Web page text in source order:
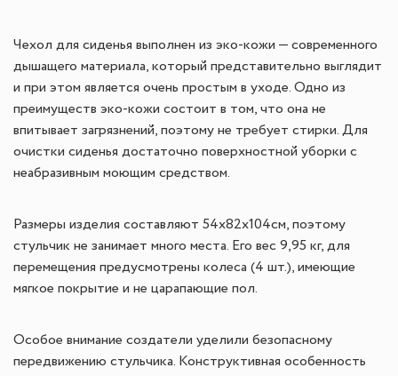
Чехол для сиденья выполнен из эко-кожи — современного
дышащего материала, который представительно выглядит
и при этом является очень простым в уходе. Одно из
преимуществ эко-кожи состоит в том, что она не
впитывает загрязнений, поэтому не требует стирки. Для
очистки сиденья достаточно поверхностной уборки с
неабразивным моющим средством.
Размеры изделия составляют 54х82х104см, поэтому
стульчик не занимает много места. Его вес 9,95 кг, для
перемещения предусмотрены колеса (4 шт.), имеющие
мягкое покрытие и не царапающие пол.
Особое внимание создатели уделили безопасному
передвижению стульчика. Конструктивная особенность